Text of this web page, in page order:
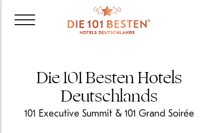
Die 101 Besten Hotels
Deutschlands
101 Executive Summit & 101 Grand Soirée